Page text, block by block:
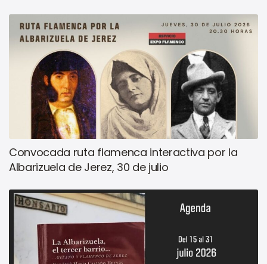
Convocada ruta flamenca interactiva por la
Albarizuela de Jerez, 30 de julio